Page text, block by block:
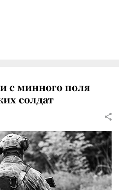
с минного поля
солдат